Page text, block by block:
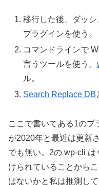
移行した後、ダッ
プラグインを使う。
コマンドラインで
言うツールを使う。
ル。
Search Replace DB
ここで書いてある1のプ
が2020年と最近は更新
でも無い。2の wp-cli
けられていることから
はないかと私は推測して